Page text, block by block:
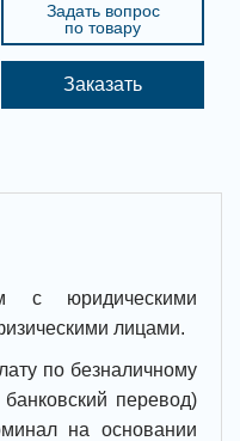
Задать вопрос
по товару
Заказать
с юридическими
лицами.
по безналичному
банковский перевод)
на основании